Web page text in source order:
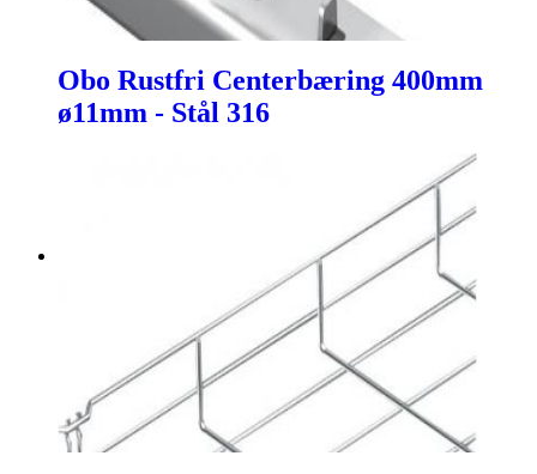
Obo Rustfri Centerbæring 400mm
ø11mm - Stål 316